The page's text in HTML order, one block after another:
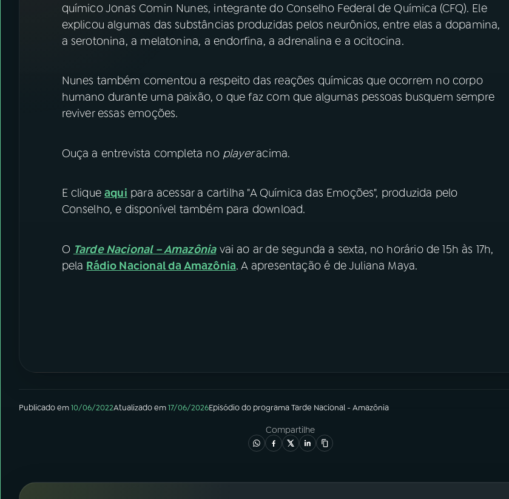
Instagram X
químico Jonas Comin Nunes, integrante do Conselho Federal de Química (CFQ). Ele
explicou algumas das substâncias produzidas pelos neurônios, entre elas a dopamina,
a serotonina, a melatonina, a endorfina, a adrenalina e a ocitocina.
Nunes também comentou a respeito das reações químicas que ocorrem no corpo
humano durante uma paixão, o que faz com que algumas pessoas busquem sempre
reviver essas emoções.
Ouça a entrevista completa no playeracima.
E cliqueaqui para acessar a cartilha "A Química das Emoções", produzida pelo
Conselho, e disponível também para download.
O Tarde Nacional – Amazôniavai ao ar de segunda a sexta, no horário de 15h às 17h,
pela Rádio Nacional da Amazônia. A apresentação é de Juliana Maya.
Publicado em10/06/2022Atualizado em17/06/2026Episódiodo programaTarde Nacional - Amazônia
Compartilhe